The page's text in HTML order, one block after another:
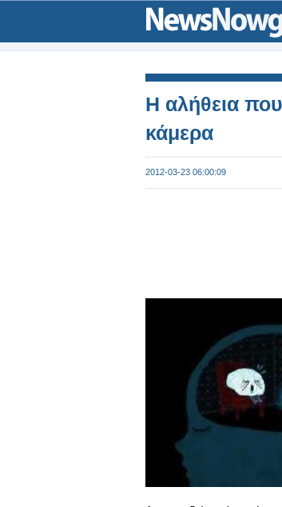
Η αλήθεια
κάμερα
2012-03-23 06:00:09